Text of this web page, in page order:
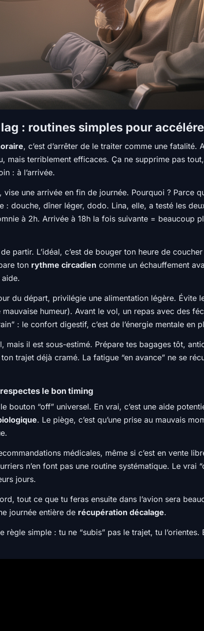
: routines simples pour
, c’est d’arrêter de le traiter comme une fatalité.
mais terriblement efficaces. Ça ne supprime pas
: à l’arrivée.
une arrivée en fin de journée. Pourquoi ? Parce
: douche, dîner léger, dodo. Lina, elle, a testé les
à 2h. Arrivée à 18h la fois suivante = beaucoup
partir. L’idéal, c’est de bouger ton heure de
ton rythme circadien comme un échauffement
du départ, privilégie une alimentation légère. Évite
humeur). Avant le vol, un repas avec des
: le confort digestif, c’est de l’énergie mentale en
mais il est sous-estimé. Prépare tes bagages tôt,
trajet déjà cramé. La fatigue “en avance” ne se
le bon timing
bouton “off” universel. En vrai, c’est une aide
. Le piège, c’est qu’une prise au mauvais
médicales, même si c’est en vente
n’en font pas une routine systématique. Le vrai
jours.
tout ce que tu feras ensuite dans l’avion sera
journée entière de récupération décalage.
règle simple : tu ne “subis” pas le trajet, tu